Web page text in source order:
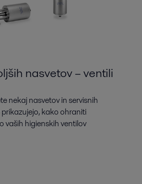
nasvetov – ventili
nekaj nasvetov in servisnih
kako ohraniti
vaših higienskih ventilov